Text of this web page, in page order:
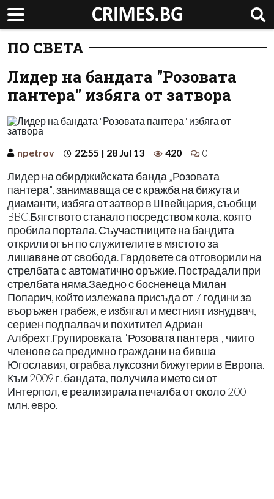
ПО СВЕТА
Лидер на бандата "Розовата
пантера" избяга от затвора
npetrov 22:55 | 28 Jul 13 420 0
Лидер на обирджийската банда „Розовата
пантера", занимаваща се с кражба на бижута и
диаманти, избяга от затвор в Швейцария, съобщи
BBC.Бягството станало посредством кола, която
пробила портала. Съучастниците на бандита
открили огън по служителите в мястото за
лишаване от свобода. Гардовете са отговорили на
стрелбата с автоматично оръжие. Пострадали при
стрелбата няма.Заедно с босненеца Милан
Попарич, който излежава присъда от 7 години за
въоръжен грабеж, е избягал и местният изнудвач,
сериен подпалвач и похитител Адриан
Албрехт.Групировката "Розовата пантера", чиито
членове са предимно граждани на бивша
Югославия, ограбва луксозни бижутерии в Европа.
Към 2009 г. бандата, получила името си от
Интерпол, е реализирала печалба от около 200
млн. евро.